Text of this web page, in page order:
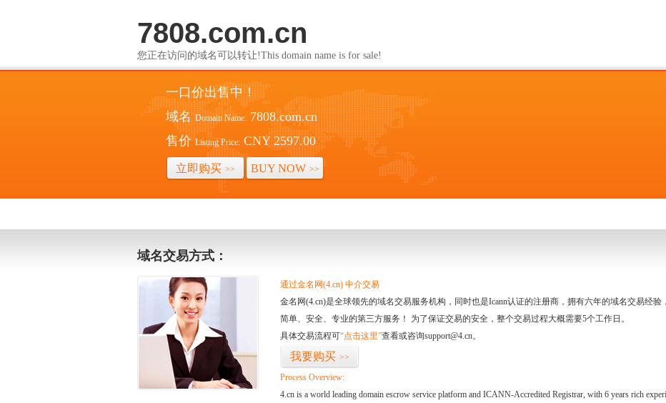
7808.com.cn
您正在访问的域名可以转让!This domain name is for sale!
一口价出售中！
域名 Domain Name: 7808.com.cn
售价 Listing Price: CNY 2597.00
立即购买 >> BUY NOW >>
域名交易方式：
通过金名网(4.cn) 中介交易
金名网(4.cn)是全球领先的域名交易服务机构，同时也是Icann认证的注册商，拥有六年的域名交易经
简单、安全、专业的第三方服务！ 为了保证交易的安全，整个交易过程大概需要5个工作日。
具体交易流程可“点击这里”查看或咨询support@4.cn。
我要购买 >>
Process Overview:
4.cn is a world leading domain escrow service platform and ICANN-Accredited Registrar, with 6 years rich